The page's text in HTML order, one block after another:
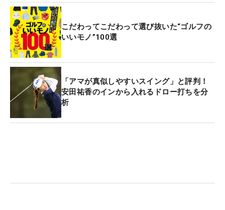
こだわってこだわって選び抜いた“ゴルフの
いいモノ”100選
「アマが真似しやすいスイング」と評判！
安田祐香のインから入れるドロー打ちを分
析